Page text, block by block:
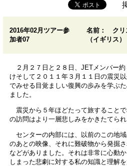
2016年02月ツアー参
加者07
名前： クリ
（イギリス）
２月２７日と２８日、JETメンバー約
けそして２０１１年３月１１日の震災
でみせる目覚ましい復興の歩みを学ぶ
ました。
震災から５年ほどたって旅すること
の訪問はより一層悲しみをかきたてられ
センターの内部には、以前のこの地
のあとの映像、それに難破物から発掘
などがありました。それは非常に心動
しまった悲劇に対する私の知識と理解